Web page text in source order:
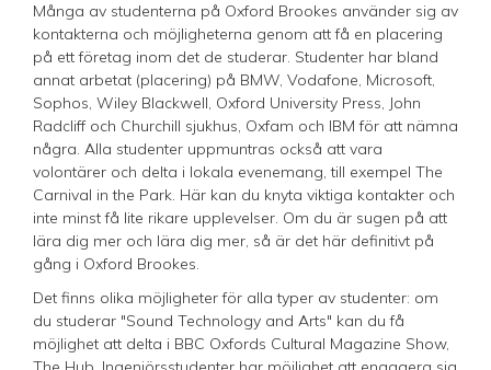
Många av studenterna på Oxford Brookes använder sig av
kontakterna och möjligheterna genom att få en placering
på ett företag inom det de studerar. Studenter har bland
annat arbetat (placering) på BMW, Vodafone, Microsoft,
Sophos, Wiley Blackwell, Oxford University Press, John
Radcliff och Churchill sjukhus, Oxfam och IBM för att nämna
några. Alla studenter uppmuntras också att vara
volontärer och delta i lokala evenemang, till exempel The
Carnival in the Park. Här kan du knyta viktiga kontakter och
inte minst få lite rikare upplevelser. Om du är sugen på att
lära dig mer och lära dig mer, så är det här definitivt på
gång i Oxford Brookes.
Det finns olika möjligheter för alla typer av studenter: om
du studerar "Sound Technology and Arts" kan du få
möjlighet att delta i BBC Oxfords Cultural Magazine Show,